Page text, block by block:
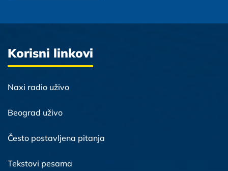
Korisni linkovi
Naxi radio uživo
Beograd uživo
Često postavljena pitanja
Tekstovi pesama